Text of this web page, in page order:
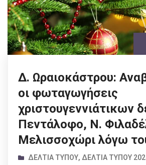
Δ. Ωραιοκάστρου:
οι φωταγωγήσεις
χριστουγεννιάτικων
Πεντάλοφο, Ν.
Μελισσοχώρι λόγω
ΔΕΛΤΊΑ ΤΎΠΟΥ, ΔΕΛΤΊΑ ΤΎΠΟΥ